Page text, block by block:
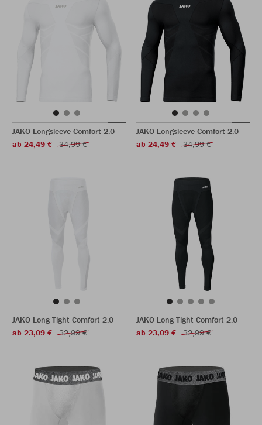
JAKO Longsleeve Comfort 2.0
ab 24,49 €
34,99 €
JAKO Longsleeve Comfort 2.0
ab 24,49 €
34,99 €
JAKO Long Tight Comfort 2.0
ab 23,09 €
32,99 €
JAKO Long Tight Comfort 2.0
ab 23,09 €
32,99 €